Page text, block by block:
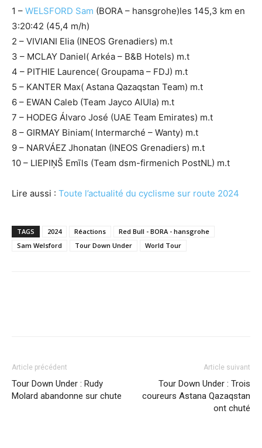
1 – WELSFORD Sam (BORA – hansgrohe)les 145,3 km en
3:20:42 (45,4 m/h)
2 – VIVIANI Elia (INEOS Grenadiers) m.t
3 – MCLAY Daniel( Arkéa – B&B Hotels) m.t
4 – PITHIE Laurence( Groupama – FDJ) m.t
5 – KANTER Max( Astana Qazaqstan Team) m.t
6 – EWAN Caleb (Team Jayco AlUla) m.t
7 – HODEG Álvaro José (UAE Team Emirates) m.t
8 – GIRMAY Biniam( Intermarché – Wanty) m.t
9 – NARVÁEZ Jhonatan (INEOS Grenadiers) m.t
10 – LIEPIŅŠ Emīls (Team dsm-firmenich PostNL) m.t
Lire aussi : Toute l’actualité du cyclisme sur route 2024
TAGS 2024 Réactions
Red Bull - BORA - hansgrohe
Sam Welsford
Tour Down Under World Tour
Article précédent
Tour Down Under : Rudy
Molard abandonne sur chute
Article suivant
Tour Down Under : Trois
coureurs Astana Qazaqstan
ont chuté